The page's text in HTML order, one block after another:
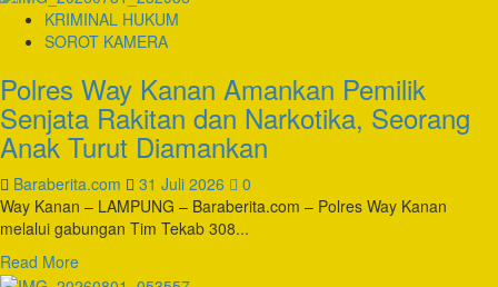
Sabu
dan
Butir
Ekstasi
Disita
about
Polsek
Dalam
Tangkap
Pengelola
Judi
Online
di
Sebuah
Warung
Tuak
KRIMINAL HUKUM
SOROT KAMERA
Polres Way Kanan Amankan Pemilik
Senjata Rakitan dan Narkotika, Seorang
Anak Turut Diamankan
Baraberita.com 31 Juli 2026
0
Way Kanan – LAMPUNG – Baraberita.com – Polres Way Kanan
melalui gabungan Tim Tekab 308...
Read MoreRead
more